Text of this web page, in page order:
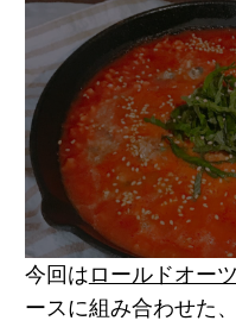
今回は ロールドオーツ
ースに組み合わせた